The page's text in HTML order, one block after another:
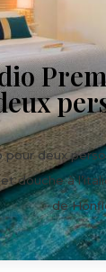
pour deux
douche à
de